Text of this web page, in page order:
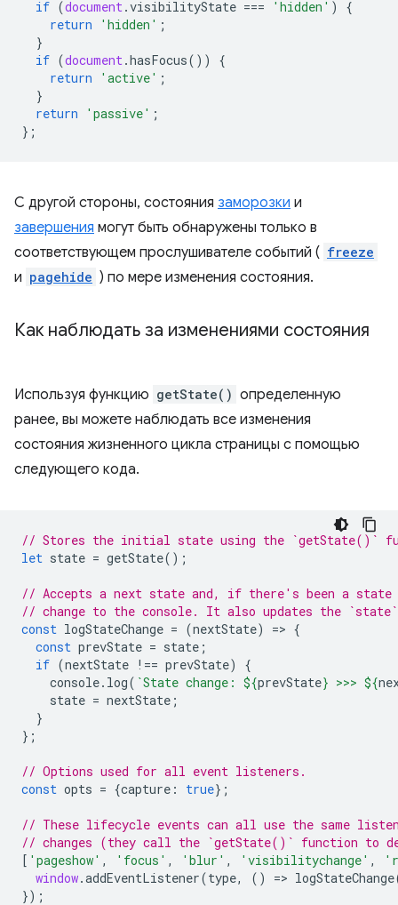
if (document .visibilityState === 'hidden' )
{
return
'hidden' ;
}
if (document .hasFocus())
{
return
'active' ;
}
return
'passive' ;
};
С другой стороны, состояния заморозки и
завершения могут быть обнаружены только в
соответствующем прослушивателе событий ( freeze
и pagehide ) по мере изменения состояния.
Как наблюдать за изменениями состояния
Используя функцию getState() определенную
ранее, вы можете наблюдать все изменения
состояния жизненного цикла страницы с помощью
следующего кода.
// Stores the initial state using the `getState()`
let state = getState();
// Accepts a next state and, if there's been a state
// change to the console. It also updates the `state`
const logStateChange = (nextState) => {
const prevState = state ;
if (nextState !== prevState)
{
console. log( `State change: ${prevState} >>> ${
state = nextState ;
}
};
// Options used for all event listeners.
const opts = {capture : true};
// These lifecycle events can all use the same
// changes (they call the `getState()` function to
[ 'pageshow' , 'focus' , 'blur' , 'visibilitychange' ,
window.addEventListener(type, () => logStateChange
});